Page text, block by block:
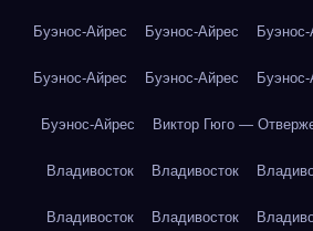
Буэнос-Айрес Буэнос-Айрес
Буэнос-Айрес Буэнос-Айрес
Буэнос-Айрес Виктор Гюго —
Владивосток Владивосток
Владивосток Владивосток